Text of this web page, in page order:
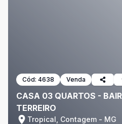
Cód: 4638 Venda
CASA 03 QUARTOS -
TERREIRO
Tropical, Contagem - MG